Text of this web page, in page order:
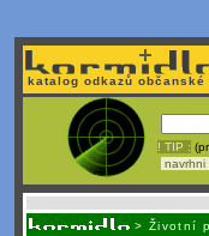
katalog odkazů
! TIP :
navrhni
> Životní